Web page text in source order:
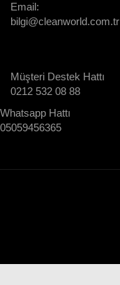
Email:
bilgi@cleanworld.com.tr
Müşteri Destek Hattı
0212 532 08 88
Whatsapp Hattı
05059456365